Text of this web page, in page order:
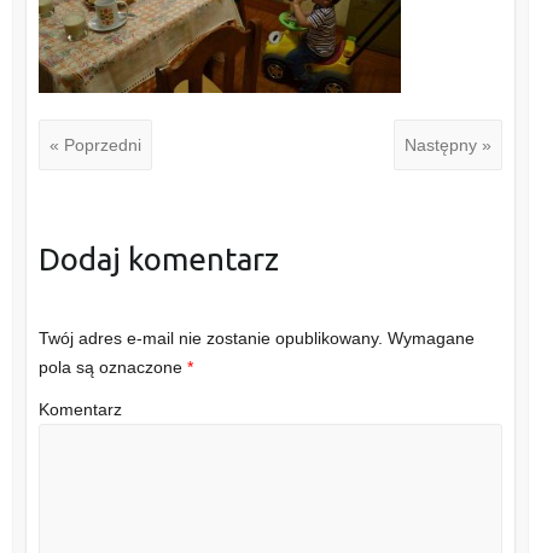
« Poprzedni Następny »
Dodaj komentarz
Twój adres e-mail nie zostanie opublikowany. Wymagane
pola są oznaczone *
Komentarz